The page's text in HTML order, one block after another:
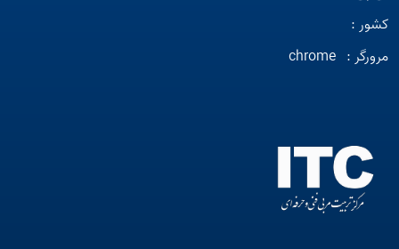
کشور :
مرورگر : chrome